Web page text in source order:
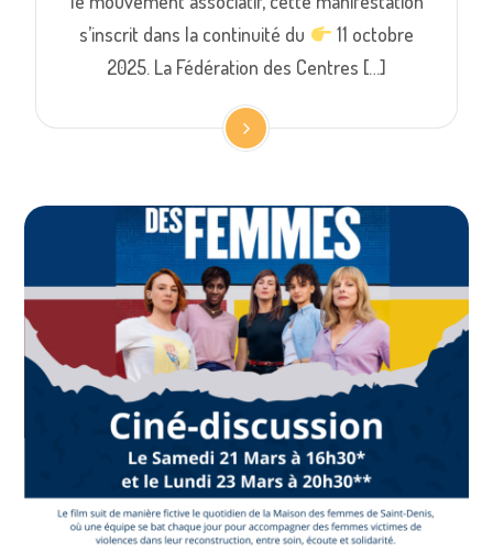
s’inscrit dans la continuité du
11 octobre
2025. La Fédération des Centres […]